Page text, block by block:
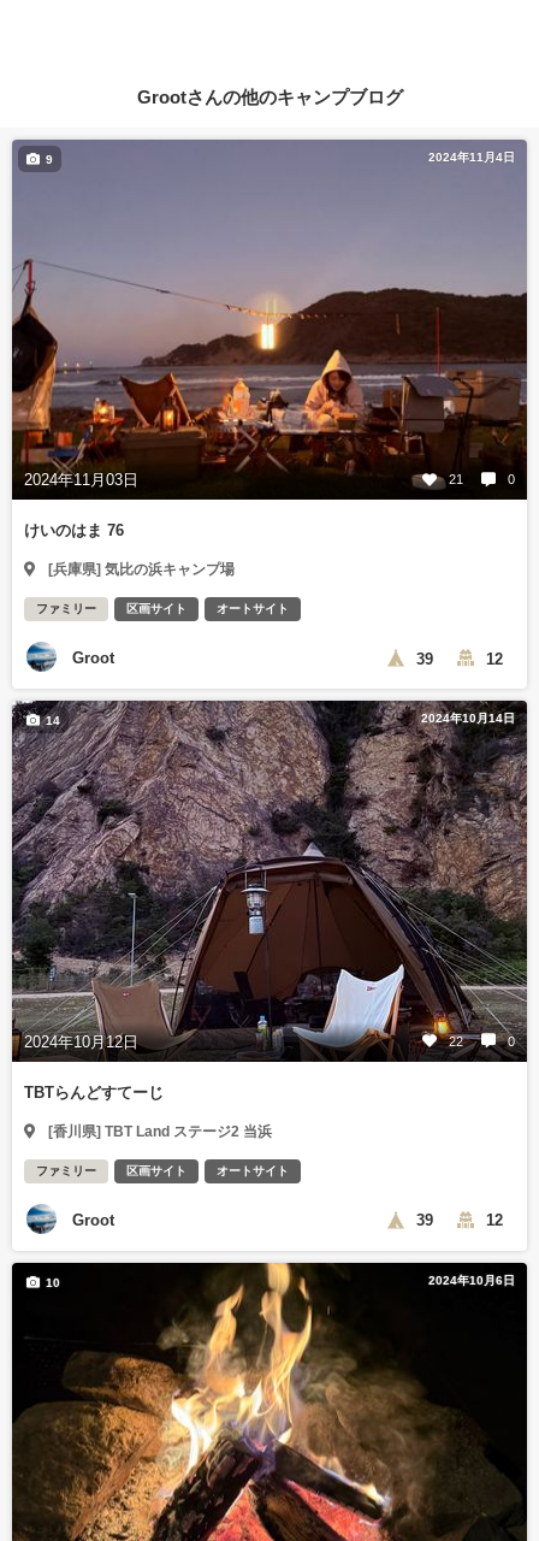
Grootさんの他のキャンプブログ
2024年11月4日
2024年11月03日 21 0
9
けいのはま 76
[兵庫県] 気比の浜キャンプ場
ファミリー 区画サイト オートサイト
Groot 39 12
2024年10月14日
2024年10月12日 22 0
14
TBTらんどすてーじ
[香川県] TBT Land ステージ2 当浜
ファミリー 区画サイト オートサイト
Groot 39 12
2024年10月6日
10